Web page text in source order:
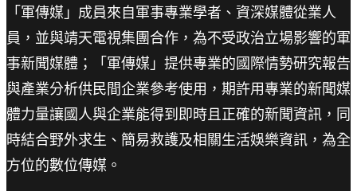
「軍傳媒」成員來自軍事專業學者、資深媒體從業人
員，並與靖天電視集團合作，為不受政治立場影響的軍
事新聞媒體；「軍傳媒」提供專業的國際情勢研究報告
與產業分析供民間企業參考使用，期許用專業的新聞媒
體力量讓國人與企業能得到即時且正確的新聞資訊，同
時結合野外求生、簡易救護及相關生活娛樂資訊，為全
方位的數位傳媒。